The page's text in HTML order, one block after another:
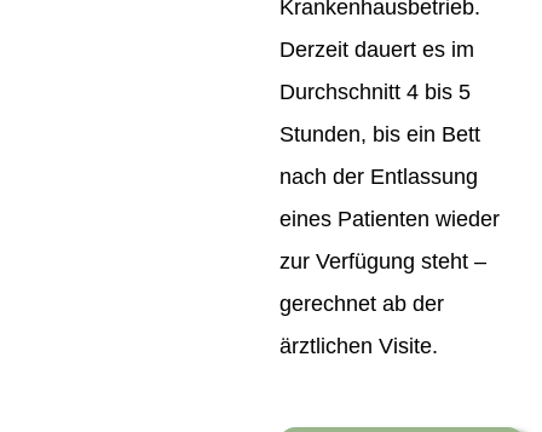
Krankenhausbetrieb.
Derzeit dauert es im
Durchschnitt 4 bis 5
Stunden, bis ein Bett
nach der Entlassung
eines Patienten wieder
zur Verfügung steht –
gerechnet ab der
ärztlichen Visite.